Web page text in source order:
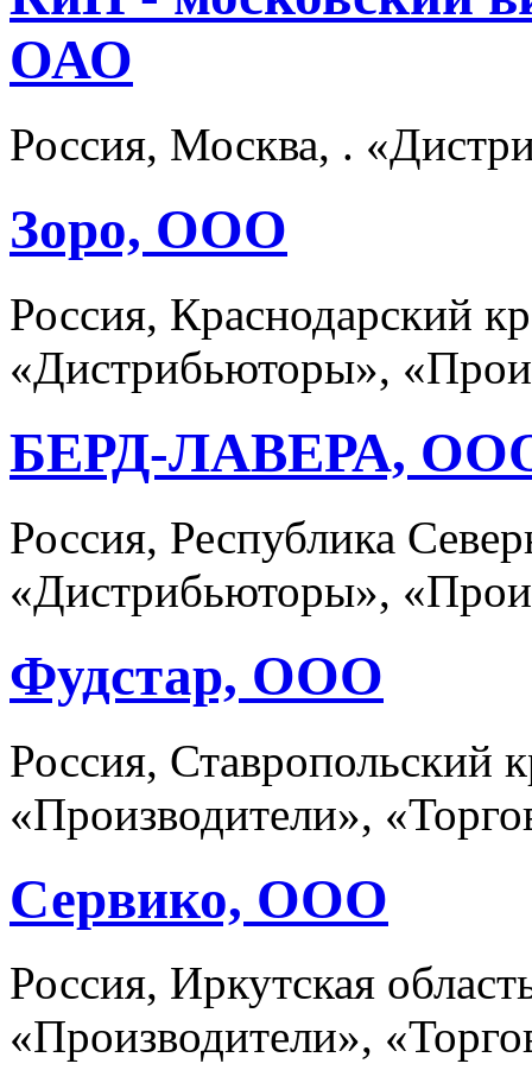
ОАО
Россия, Москва, .
Зоро, ООО
Россия, Краснодарский
«Дистрибьюторы»,
БЕРД-ЛАВЕРА,
Россия, Республика
«Дистрибьюторы»,
Фудстар, ООО
Россия, Ставропольский
«Производители»,
Сервико, ООО
Россия, Иркутская
«Производители»,